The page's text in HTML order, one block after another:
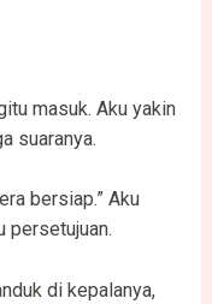
masuk. Aku yakin
suaranya.
bersiap.” Aku
persetujuan.
di kepalanya,